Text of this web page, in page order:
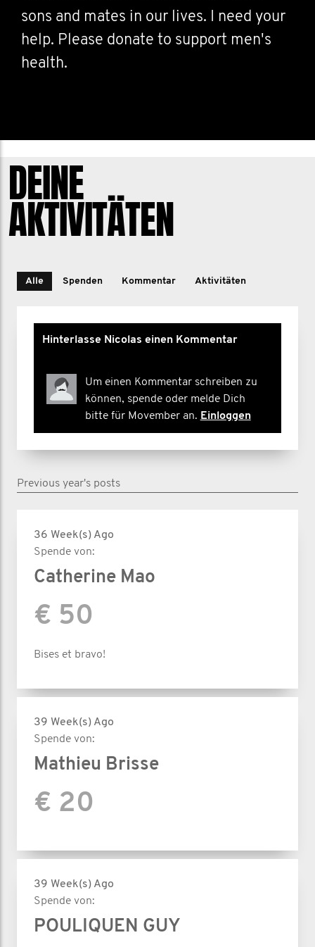
sons and mates in our lives. I need your
help. Please donate to support men's
health.
DEINE
AKTIVITÄTEN
Alle Spenden Kommentar Aktivitäten
Hinterlasse Nicolas einen Kommentar
Um einen Kommentar schreiben zu
können, spende oder melde Dich
bitte für Movember an. Einloggen
Previous year's posts
36 Week(s) Ago
Spende von:
Catherine Mao
€ 50
Bises et bravo!
39 Week(s) Ago
Spende von:
Mathieu Brisse
€ 20
39 Week(s) Ago
Spende von:
POULIQUEN GUY